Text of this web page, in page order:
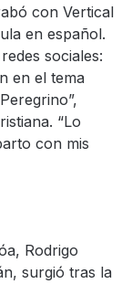
con Vertical
en español.
sociales:
en el tema
“Lo
con mis
Rodrigo
surgió tras la